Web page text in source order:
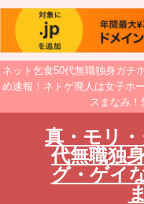
ネット乞食50代無職独身ガチ
め速報！ネトゲ廃人は女子ホ
スまなみ！
真・モリ
代無職独
グ・ゲイ